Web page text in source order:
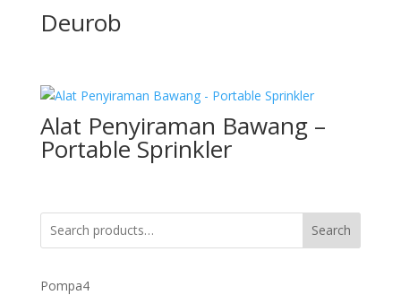
Deurob
Alat Penyiraman Bawang –
Portable Sprinkler
Search
Pompa44